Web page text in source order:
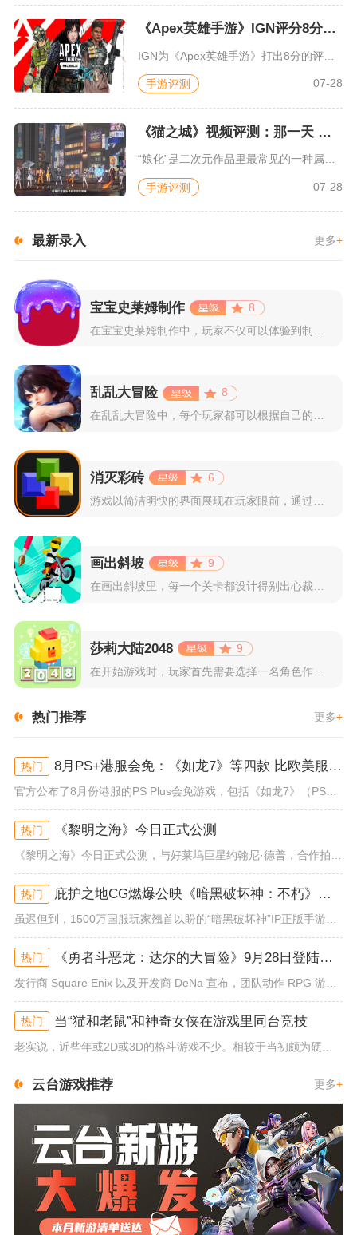
《Apex英雄手游》IGN评分8分：对游戏未来抱有期待
IGN为《Apex英雄手游》打出8分的评价，测评者认为，《A...
手游评测 07-28
《猫之城》视频评测：那一天 我家的猫变成了猫娘
“娘化”是二次元作品里最常见的一种属性，这种属性不分物种、不...
手游评测 07-28
最新录入 更多+
宝宝史莱姆制作
8
乱乱大冒险
8
在乱乱大冒险中，每个玩家都可以根据自己的喜好选择和培养角色，...
消灭彩砖
6
游戏以简洁明快的界面展现在玩家眼前，通过简单的滑动屏幕即可控...
画出斜坡
9
在画出斜坡里，每一个关卡都设计得别出心裁。玩家需要利用手指在...
莎莉大陆2048
9
热门推荐 更多+
热门 8月PS+港服会免：《如龙7》等四款 比欧美服多一款
官方公布了8月份港服的PS Plus会免游戏，包括《如龙7》（PS4/PS5）、《小小梦魇》（PS4）、《托尼霍克职业滑...
热门 《黎明之海》今日正式公测
热门 庇护之地CG燃爆公映《暗黑破坏神：不朽》今日全平台上线
虽迟但到，1500万国服玩家翘首以盼的“暗黑破坏神”IP正版手游《暗黑破坏神：不朽》已于今日全平台上线！动作RPG王者再...
热门 《勇者斗恶龙：达尔的大冒险》9月28日登陆苹果谷歌应用商店
发行商 Square Enix 以及开发商 DeNa 宣布，团队动作 RPG 游戏《勇者斗恶龙：达尔的大冒险 魂之绊》将...
热门 当“猫和老鼠”和神奇女侠在游戏里同台竞技
云台游戏推荐 更多+